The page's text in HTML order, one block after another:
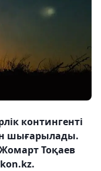
контингенті
шығарылады.
Тоқаев